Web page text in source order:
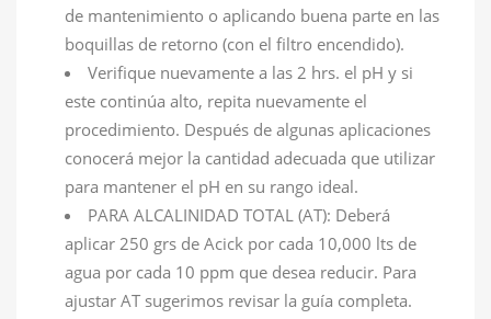
de mantenimiento o aplicando buena parte en las
boquillas de retorno (con el filtro encendido).
Verifique nuevamente a las 2 hrs. el pH y si
este continúa alto, repita nuevamente el
procedimiento. Después de algunas aplicaciones
conocerá mejor la cantidad adecuada que utilizar
para mantener el pH en su rango ideal.
PARA ALCALINIDAD TOTAL (AT): Deberá
aplicar 250 grs de Acick por cada 10,000 lts de
agua por cada 10 ppm que desea reducir. Para
ajustar AT sugerimos revisar la guía completa.